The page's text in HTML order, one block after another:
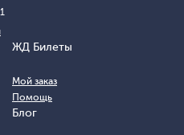
ЖД Билеты
Мой заказ
Помощь
Блог